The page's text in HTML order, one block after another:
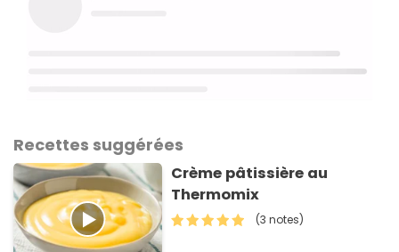
Recettes suggérées
Crème pâtissière au
Thermomix
(3 notes)